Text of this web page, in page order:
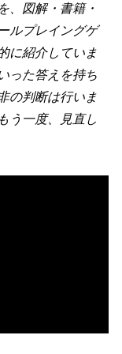
、図解・書籍・
ルプレイングゲ
に紹介していま
った答えを持ち
の判断は行いま
う一度、見直し